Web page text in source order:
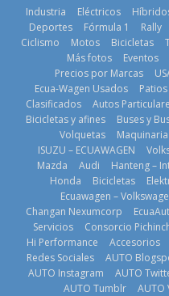
BMW, Toyota,
Bosch y
Repsol
prueban flota
que usa
gasolina 100%
renovable
25 de julio de
Kia
el
‘Kia
Cup’
2026
La
Industria Eléctricos
Deportes
Fórmula 1 Rally
Ciclismo
Motos Bicicletas
Más fotos
Eventos
Precios por Marcas
Ecua-Wagen Usados
Clasificados
Autos
Bicicletas y afines
Buses y
Volquetas
Maquinaria
ISUZU – ECUAWAGEN
Mazda
Audi Hanteng –
Honda
Bicicletas
Ecuawagen –
Changan Nexumcorp
Servicios
Consorcio
Hi Performance
Accesorios
Redes Sociales
AUTO
AUTO Instagram
AUTO
AUTO Tumblr
AUTO